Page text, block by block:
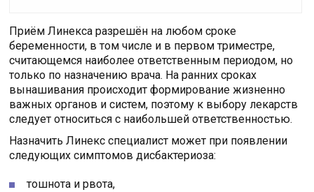
Приём Линекса разрешён на любом сроке
беременности, в том числе и в первом триместре,
считающемся наиболее ответственным периодом, но
только по назначению врача. На ранних сроках
вынашивания происходит формирование жизненно
важных органов и систем, поэтому к выбору лекарств
следует относиться с наибольшей ответственностью.
Назначить Линекс специалист может при появлении
следующих симптомов дисбактериоза:
тошнота и рвота,